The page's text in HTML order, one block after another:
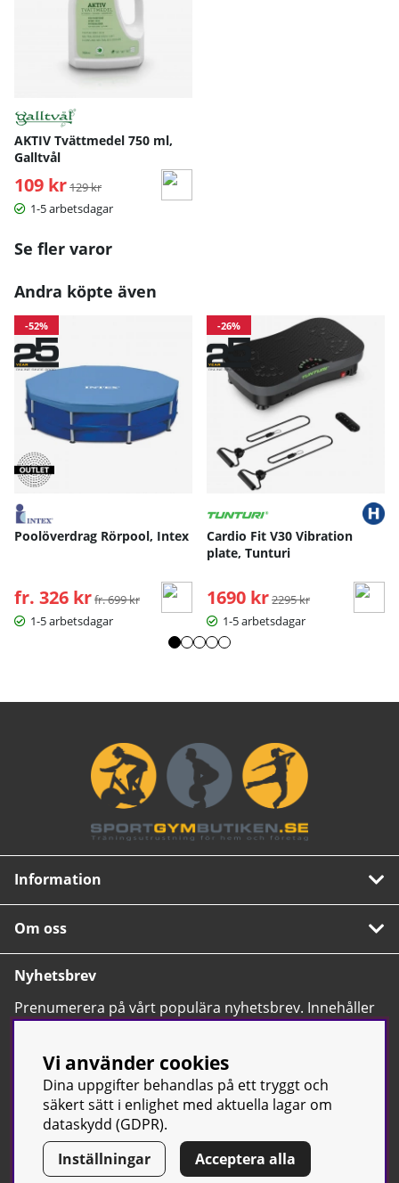
AKTIV Tvättmedel 750 ml,
Galltvål
109 kr Ordinarie pris:
129 kr
1-5 arbetsdagar
Se fler varor
Andra köpte även
-52%
Poolöverdrag Rörpool, Intex
fr. 326 kr Ordinarie pris:
fr. 699 kr
1-5 arbetsdagar
-26%
Cardio Fit V30 Vibration
plate, Tunturi
1690 kr Ordinarie pris:
2295 kr
1-5 arbetsdagar
Information
Om oss
Nyhetsbrev
Prenumerera på vårt populära nyhetsbrev. Innehåller
tips, nyheter och våra allra bästa erbjudanden.
© Sport & Gym Butiken JTC AB | Kontakta oss| All rights reserved
| Org.nr: 556668-7058 | Tel: 0500-42 87 00
Vi använder cookies
Dina uppgifter behandlas på ett tryggt och
säkert sätt i enlighet med aktuella lagar om
dataskydd (GDPR).
Inställningar
Acceptera alla